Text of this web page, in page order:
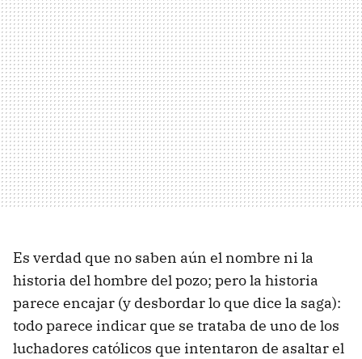
Es verdad que no saben aún el nombre ni la
historia del hombre del pozo; pero la historia
parece encajar (y desbordar lo que dice la saga):
todo parece indicar que se trataba de uno de los
luchadores católicos que intentaron de asaltar el